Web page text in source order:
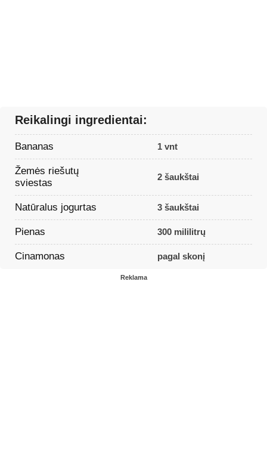
Reikalingi ingredientai:
Bananas 1 vnt
Žemės riešutų
sviestas
2 šaukštai
Natūralus jogurtas 3 šaukštai
Pienas 300 mililitrų
Cinamonas pagal skonį
Reklama